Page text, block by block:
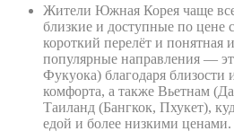
Жители Южная Корея чаще
близкие и доступные по цене
короткий перелёт и понятная
популярные направления —
Фукуока) благодаря
комфорта, а также Вьетнам
Таиланд (Бангкок, Пхукет),
едой и более низкими ценами.